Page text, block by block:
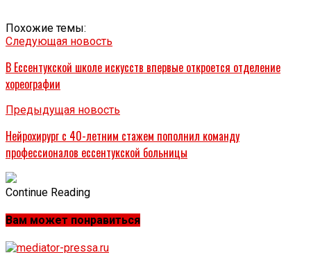
Похожие темы:
Следующая новость
В Ессентукской школе искусств впервые откроется отделение
хореографии
Предыдущая новость
Нейрохирург с 40-летним стажем пополнил команду
профессионалов ессентукской больницы
Continue Reading
Вам может понравиться